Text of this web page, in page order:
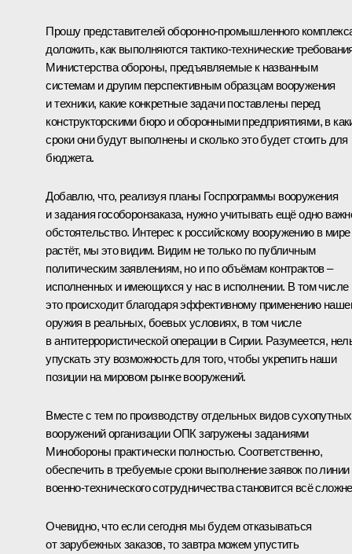
Прошу представителей оборонно-промышленного
доложить, как выполняются тактико-технические
Министерства обороны, предъявляемые к названным
системам и другим перспективным образцам вооружения
и техники, какие конкретные задачи поставлены перед
конструкторскими бюро и оборонными предприятиями, в
сроки они будут выполнены и сколько это будет стоить для
бюджета.
Добавлю, что, реализуя планы Госпрограммы вооружения
и задания гособоронзаказа, нужно учитывать ещё одно
обстоятельство. Интерес к российскому вооружению в мире
растёт, мы это видим. Видим не только по публичным
политическим заявлениям, но и по объёмам контрактов –
исполненных и имеющихся у нас в исполнении. В том числе
это происходит благодаря эффективному применению
оружия в реальных, боевых условиях, в том числе
в антитеррористической операции в Сирии. Разумеется,
упускать эту возможность для того, чтобы укрепить наши
позиции на мировом рынке вооружений.
Вместе с тем по производству отдельных видов сухопутных
вооружений организации ОПК загружены заданиями
Минобороны практически полностью. Соответственно,
обеспечить в требуемые сроки выполнение заявок по линии
военно-технического сотрудничества становится всё
Очевидно, что если сегодня мы будем отказываться
от зарубежных заказов, то завтра можем упустить